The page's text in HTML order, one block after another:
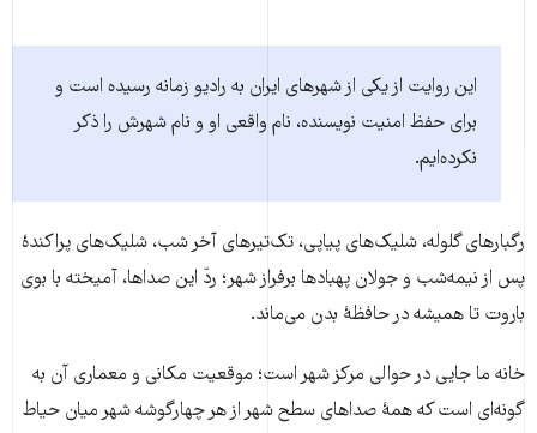
این روایت از یکی از شهرهای ایران به رادیو زمانه رسیده است و
برای حفظ امنیت نویسنده، نام واقعی او و نام شهرش را ذکر
نکرده‌ایم.
رگبارهای گلوله، شلیک‌های پیاپی، تک‌تیرهای آخر شب، شلیک‌های پراکندۀ
پس از نیمه‌شب و جولان پهبادها برفراز شهر؛ ردّ این صداها، آمیخته با بوی
باروت تا همیشه در حافظۀ بدن می‌ماند.
خانه ما جایی در حوالی مرکز شهر است؛ موقعیت مکانی و معماری آن به
گونه‌ای است که همۀ صداهای سطح شهر از هر چهارگوشه شهر میان حیاط